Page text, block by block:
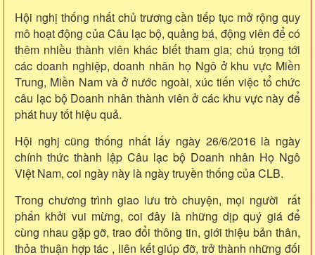
Hội nghị thống nhất chủ trương cần tiếp tục mở rộng quy
mô hoạt động của Câu lạc bộ, quảng bá, động viên để có
thêm nhiều thành viên khác biết tham gia; chú trọng tới
các doanh nghiệp, doanh nhân họ Ngô ở khu vực Miền
Trung, Miền Nam và ở nước ngoài, xúc tiến việc tổ chức
câu lạc bộ Doanh nhân thành viên ở các khu vực này để
phát huy tốt hiệu quả.
Hội nghj cũng thống nhất lấy ngày 26/6/2016 là ngày
chính thức thành lập Câu lạc bộ Doanh nhân Họ Ngô
Việt Nam, coi ngày này là ngày truyền thống của CLB.
Trong chương trình giao lưu trò chuyện, mọi người rất
phấn khởi vui mừng, coi đây là những dịp quý giá để
cùng nhau gặp gỡ, trao đổi thông tin, giới thiệu bản thân,
thỏa thuận hợp tác , liên kết giúp đỡ, trở thành những đối